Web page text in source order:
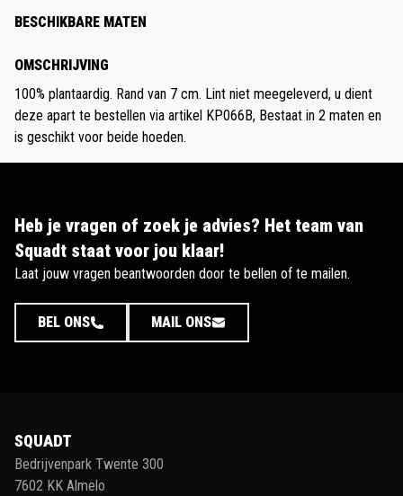
BESCHIKBARE MATEN
OMSCHRIJVING
100% plantaardig. Rand van 7 cm. Lint niet meegeleverd, u dient
deze apart te bestellen via artikel KP066B, Bestaat in 2 maten en
is geschikt voor beide hoeden.
Heb je vragen of zoek je advies? Het team van
Squadt staat voor jou klaar!
Laat jouw vragen beantwoorden door te bellen of te mailen.
BEL ONS MAIL ONS
SQUADT
Bedrijvenpark Twente 300
7602 KK Almelo